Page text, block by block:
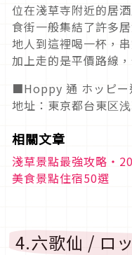
位在淺草寺附近的居
食街一般集結了許多
地人到這裡喝一杯，
加上走的是平價路線
■Hoppy 通 ホッピー
地址：東京都台東区
相關文章
淺草景點最強攻略・
美食景點住宿50選
4.六歌仙 / ロ